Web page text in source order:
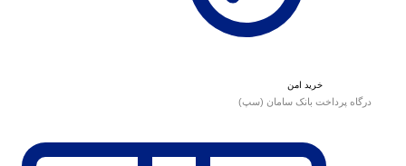
خرید امن
درگاه پرداخت بانک سامان (سپ)